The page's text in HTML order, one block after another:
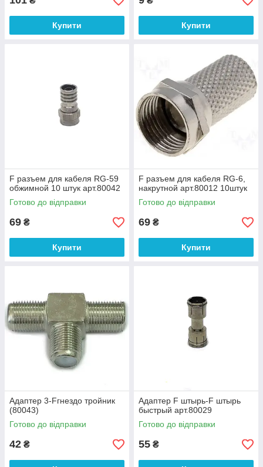
Купити Купити
F разъем для кабеля RG-59
обжимной 10 штук арт.80042
Готово до відправки
69 ₴
Купити
F разъем для кабеля RG-6,
накрутной арт.80012 10штук
Готово до відправки
69 ₴
Купити
Адаптер 3-Fгнездо тройник
(80043)
Готово до відправки
42 ₴
Адаптер F штырь-F штырь
быстрый арт.80029
Готово до відправки
55 ₴